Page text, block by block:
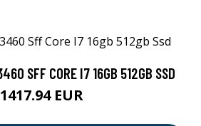
SFF CORE I7 16GB 512GB SSD
1417.94 EUR